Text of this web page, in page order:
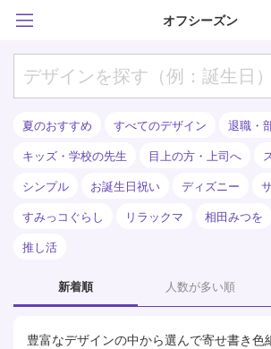
オフシーズン
夏のおすすめ すべてのデザイン
退職・
キッズ・学校の先生
目上の方・上司へ
シンプル
お誕生日祝い ディズニー
すみっコぐらし
リラックマ 相田みつを
推し活
新着順 人数が多い順
豊富なデザインの中から選んで寄せ書き色